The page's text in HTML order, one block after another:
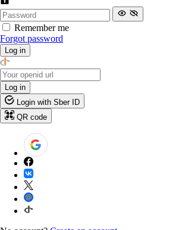
Remember me
Forgot password
Log in
Log in
Login with Sber ID
QR code